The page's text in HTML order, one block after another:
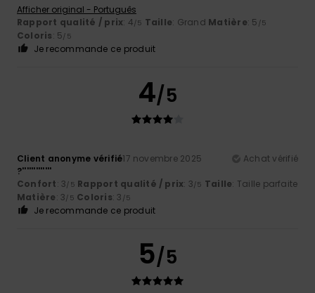
Afficher original - Português
Rapport qualité / prix: 4/5 Taille: Grand Matière: 5 /5
Coloris: 5/5
Je recommande ce produit
4/5
Client anonyme vérifié17 novembre 2025
Achat vérifié
?'''''''''''''
Confort: 3/5 Rapport qualité / prix: 3/5 Taille: Taille parfaite
Matière: 3/5 Coloris: 3 /5
Je recommande ce produit
5/5